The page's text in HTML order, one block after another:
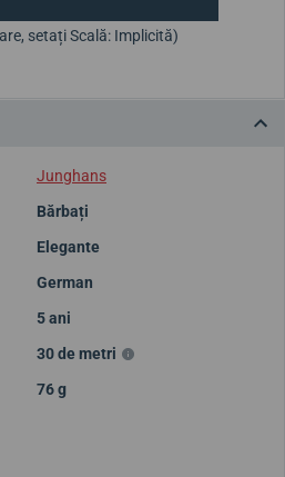
setați Scală: Implicită)
Junghans
Bărbați
Elegante
German
5 ani
30 de metri
76 g